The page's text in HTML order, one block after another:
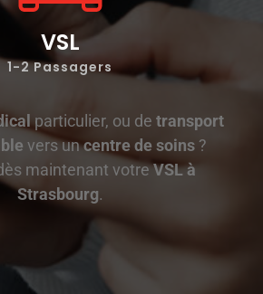
VSL
1-2Passagers
particulier, ou de transport
vers uncentre de soins ?
maintenant votreVSL à
Strasbourg.